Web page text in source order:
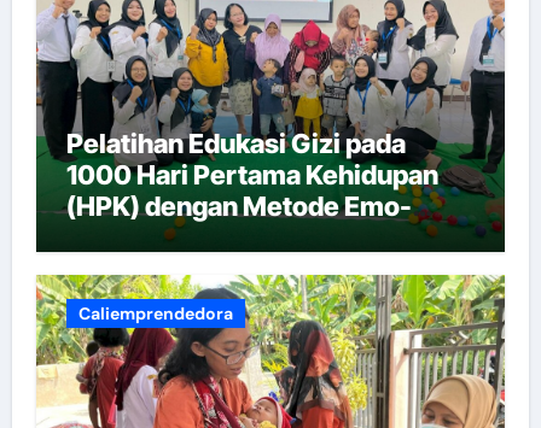
Pelatihan Edukasi Gizi pada
1000 Hari Pertama Kehidupan
(HPK) dengan Metode Emo-
Caliemprendedora